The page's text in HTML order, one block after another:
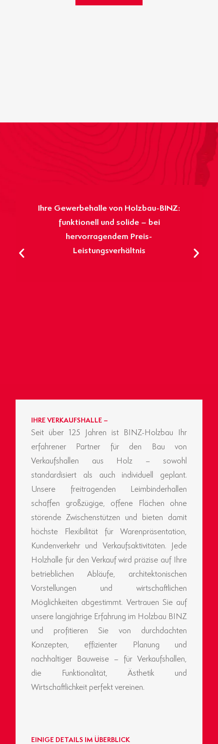
Ihre Gewerbehalle von Holzbau-BINZ:
funktionell und solide – bei
hervorragendem Preis-
Leistungsverhältnis
IHRE VERKAUFSHALLE –
Seit über 125 Jahren ist BINZ-Holzbau Ihr
erfahrener Partner für den Bau von
Verkaufshallen aus Holz – sowohl
standardisiert als auch individuell geplant.
Unsere freitragenden Leimbinderhallen
schaffen großzügige, offene Flächen ohne
störende Zwischenstützen und bieten damit
höchste Flexibilität für Warenpräsentation,
Kundenverkehr und Verkaufsaktivitäten. Jede
Holzhalle für den Verkauf wird präzise auf Ihre
betrieblichen Abläufe, architektonischen
Vorstellungen und wirtschaftlichen
Möglichkeiten abgestimmt. Vertrauen Sie auf
unsere langjährige Erfahrung im Holzbau BINZ
und profitieren Sie von durchdachten
Konzepten, effizienter Planung und
nachhaltiger Bauweise – für Verkaufshallen,
die Funktionalität, Ästhetik und
Wirtschaftlichkeit perfekt vereinen.
EINIGE DETAILS IM ÜBERBLICK